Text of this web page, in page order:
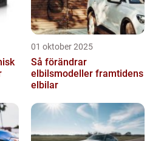
01 oktober 2025
Så förändrar
elbilsmodeller framtidens
elbilar